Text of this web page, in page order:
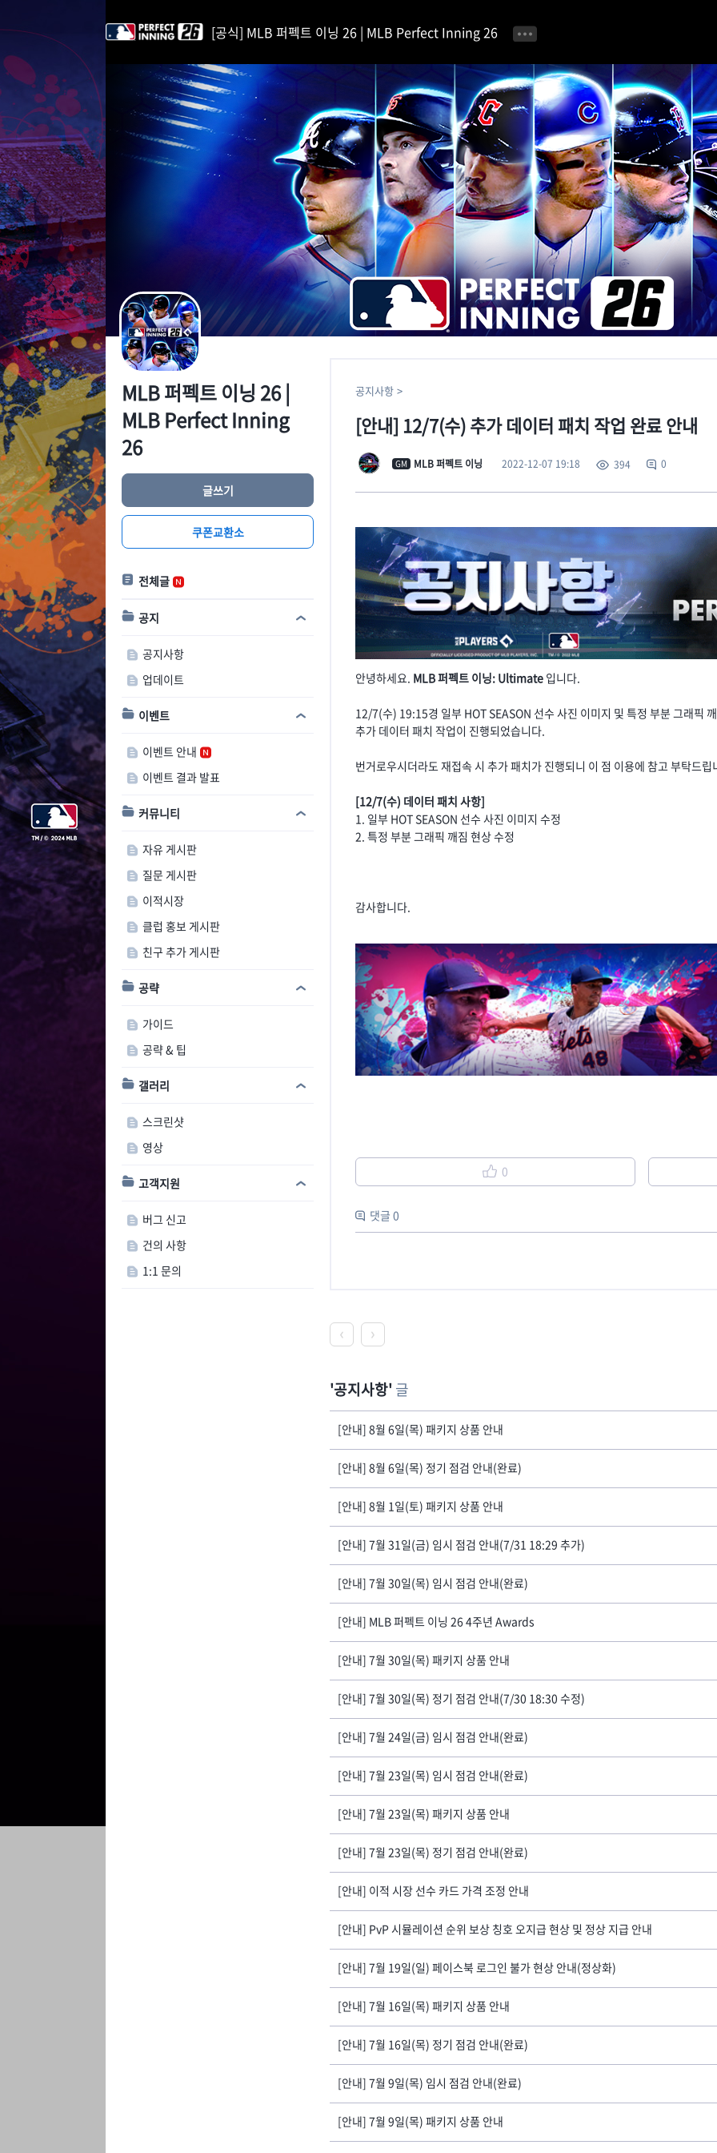
o
C
o
n
t
e
n
t
[공식] MLB 퍼펙트 이닝 26 | MLB Perfect Inning 26
공지사항 이벤트 안내 자유 게시판 가이드
MLB 퍼펙트 이닝 26 |
MLB Perfect Inning
26
글쓰기
쿠폰교환소
전체글
공지
공지사항
업데이트
이벤트
이벤트 안내
이벤트 결과 발표
커뮤니티
자유 게시판
질문 게시판
이적시장
클럽 홍보 게시판
친구 추가 게시판
공략
가이드
공략 & 팁
갤러리
스크린샷
영상
고객지원
버그 신고
건의 사항
1:1 문의
공지사항
[안내] 12/7(수) 추가 데이터 패치 작업 완료 안내
GM MLB 퍼펙트 이닝 2022-12-07 19:18 394 0
안녕하세요. MLB 퍼펙트 이닝: Ultimate 입니다.
12/7(수) 19:15경 일부 HOT SEASON 선수 사진 이미지 및 특정 부분 그래픽
추가 데이터 패치 작업이 진행되었습니다.
번거로우시더라도 재접속 시 추가 패치가 진행되니 이 점 이용에 참고 부탁드립
[12/7(수) 데이터 패치 사항]
1. 일부 HOT SEASON 선수 사진 이미지 수정
2. 특정 부분 그래픽 깨짐 현상 수정
감사합니다.
0
댓글 0
공지사항 글
[안내] 8월 6일(목) 패키지 상품 안내
[안내] 8월 6일(목) 정기 점검 안내(완료)
[안내] 8월 1일(토) 패키지 상품 안내
[안내] 7월 31일(금) 임시 점검 안내(7/31 18:29 추가)
[안내] 7월 30일(목) 임시 점검 안내(완료)
[안내] MLB 퍼펙트 이닝 26 4주년 Awards
[안내] 7월 30일(목) 패키지 상품 안내
[안내] 7월 30일(목) 정기 점검 안내(7/30 18:30 수정)
[안내] 7월 24일(금) 임시 점검 안내(완료)
[안내] 7월 23일(목) 임시 점검 안내(완료)
[안내] 7월 23일(목) 패키지 상품 안내
[안내] 7월 23일(목) 정기 점검 안내(완료)
[안내] 이적 시장 선수 카드 가격 조정 안내
[안내] PvP 시뮬레이션 순위 보상 칭호 오지급 현상 및 정상 지급 안내
[안내] 7월 19일(일) 페이스북 로그인 불가 현상 안내(정상화)
[안내] 7월 16일(목) 패키지 상품 안내
[안내] 7월 16일(목) 정기 점검 안내(완료)
[안내] 7월 9일(목) 임시 점검 안내(완료)
[안내] 7월 9일(목) 패키지 상품 안내